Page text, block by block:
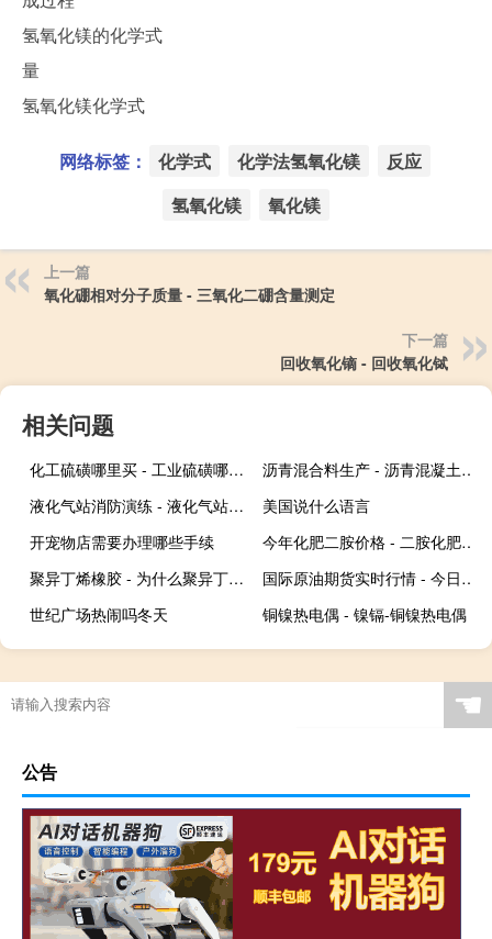
氢氧化镁的化学式
量
氢氧化镁化学式
网络标签： 化学式 化学法氢氧化镁
反应
氢氧化镁
氧化镁
上一篇
氧化硼相对分子质量 - 三氧化二硼含量测定
下一篇
回收氧化镝 - 回收氧化铽
相关问题
化工硫磺哪里买 - 工业硫磺哪里有人收
沥青混合料生产 - 沥青混凝土生产
液化气站消防演练 - 液化气站消防演练记录
美国说什么语言
开宠物店需要办理哪些手续
今年化肥二胺价格 - 二胺化肥价格行情
聚异丁烯橡胶 - 为什么聚异丁烯是橡胶
国际原油期货实时行情 - 今日钢材价格行情
世纪广场热闹吗冬天
铜镍热电偶 - 镍镉-铜镍热电偶
☚
公告